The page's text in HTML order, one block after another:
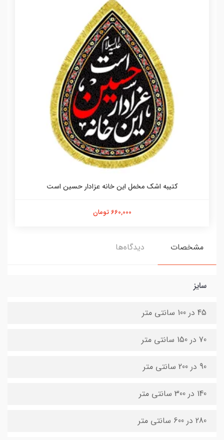
کتیبه اشک مخمل این خانه عزادار حسین است
660,000 تومان
مشخصات دیدگاه‌ها
سایز
45 در 100 سانتی متر
70 در 150 سانتی متر
90 در 200 سانتی متر
140 در 300 سانتی متر
280 در 600 سانتی متر